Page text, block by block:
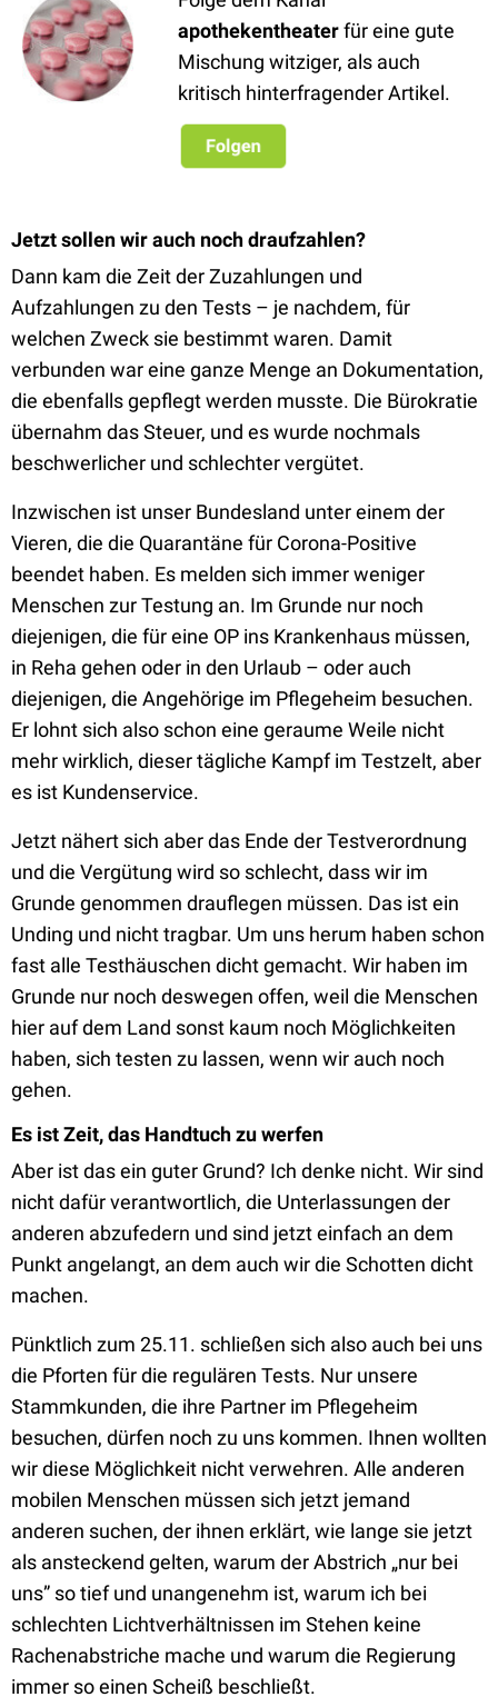
apothekentheaterfür eine gute
Mischung witziger, als auch
kritisch hinterfragender Artikel.
Jetzt sollen wir auch noch draufzahlen?
Dann kam die Zeit der Zuzahlungen und
Aufzahlungen zu den Tests – je nachdem, für
welchen Zweck sie bestimmt waren. Damit
verbunden war eine ganze Menge an Dokumentation,
die ebenfalls gepflegt werden musste. Die Bürokratie
übernahm das Steuer, und es wurde nochmals
beschwerlicher und schlechter vergütet.
Inzwischen ist unser Bundesland unter einem der
Vieren, die die Quarantäne für Corona-Positive
beendet haben. Es melden sich immer weniger
Menschen zur Testung an. Im Grunde nur noch
diejenigen, die für eine OP ins Krankenhaus müssen,
in Reha gehen oder in den Urlaub – oder auch
diejenigen, die Angehörige im Pflegeheim besuchen.
Er lohnt sich also schon eine geraume Weile nicht
mehr wirklich, dieser tägliche Kampf im Testzelt, aber
es ist Kundenservice.
Jetzt nähert sich aber das Ende der Testverordnung
und die Vergütung wird so schlecht, dass wir im
Grunde genommen drauflegen müssen. Das ist ein
Unding und nicht tragbar. Um uns herum haben schon
fast alle Testhäuschen dicht gemacht. Wir haben im
Grunde nur noch deswegen offen, weil die Menschen
hier auf dem Land sonst kaum noch Möglichkeiten
haben, sich testen zu lassen, wenn wir auch noch
gehen.
Es ist Zeit, das Handtuch zu werfen
Aber ist das ein guter Grund? Ich denke nicht. Wir sind
nicht dafür verantwortlich, die Unterlassungen der
anderen abzufedern und sind jetzt einfach an dem
Punkt angelangt, an dem auch wir die Schotten dicht
machen.
Pünktlich zum 25.11. schließen sich also auch bei uns
die Pforten für die regulären Tests. Nur unsere
Stammkunden, die ihre Partner im Pflegeheim
besuchen, dürfen noch zu uns kommen. Ihnen wollten
wir diese Möglichkeit nicht verwehren. Alle anderen
mobilen Menschen müssen sich jetzt jemand
anderen suchen, der ihnen erklärt, wie lange sie jetzt
als ansteckend gelten, warum der Abstrich „nur bei
uns” so tief und unangenehm ist, warum ich bei
schlechten Lichtverhältnissen im Stehen keine
Rachenabstriche mache und warum die Regierung
immer so einen Scheiß beschließt.